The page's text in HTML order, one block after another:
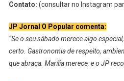
Contato: (consultar no Instagram
JP Jornal O Popular comenta:
“Se o seu sábado merece algo
certo. Gastronomia de respeito,
que abraça. Marília merece, e o JP